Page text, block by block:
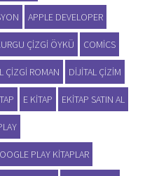
APPLE DEVELOPER
ÇIZGI ÖYKÜ COMICS
ÇIZGI ROMAN DIJITAL ÇIZIM
E KITAP EKITAP SATIN AL
PLAY KITAPLAR